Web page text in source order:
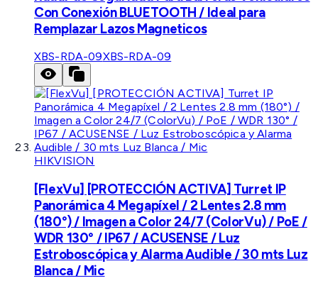
Con Conexión BLUETOOTH / Ideal para
Remplazar Lazos Magneticos
XBS-RDA-09XBS-RDA-09
HIKVISION
[FlexVu] [PROTECCIÓN ACTIVA] Turret IP
Panorámica 4 Megapíxel / 2 Lentes 2.8 mm
(180°) / Imagen a Color 24/7 (ColorVu) / PoE /
WDR 130° / IP67 / ACUSENSE / Luz
Estroboscópica y Alarma Audible / 30 mts Luz
Blanca / Mic